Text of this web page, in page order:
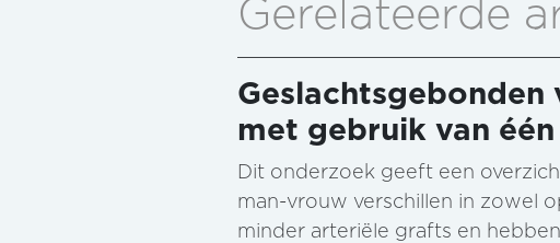
Gerelateerde
met gebruik van
Dit onderzoek geeft een
man-vrouw verschillen in zowel
minder arteriële grafts en